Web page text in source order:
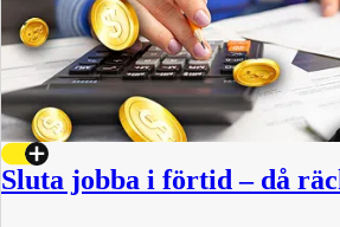
Sluta jobba i förtid – då